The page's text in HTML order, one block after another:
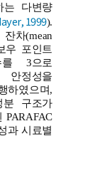
는 다변량
1999).
차(mean
우 포인트
3으로
정성을
하였으며,
구조가
PARAFAC
과 시료별